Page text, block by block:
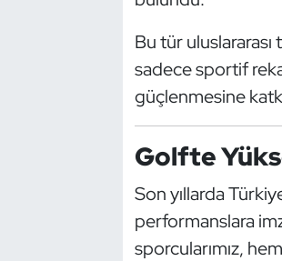
Bu tür
sadece sportif
güçlenmesine
Golfte
Son yıllarda
performanslara
sporcularımız,
Oryantiring